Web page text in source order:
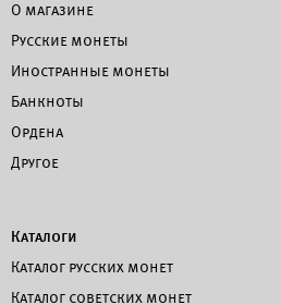
О магазине
Русские монеты
Иностранные монеты
Банкноты
Ордена
Другое
Каталоги
Каталог русских монет
Каталог советских монет